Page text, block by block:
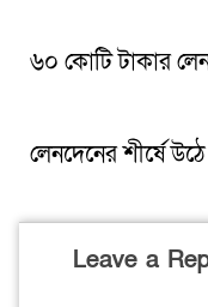
৬০ কোটি টাকার
লেনদেনের শীর্ষে
Leave a